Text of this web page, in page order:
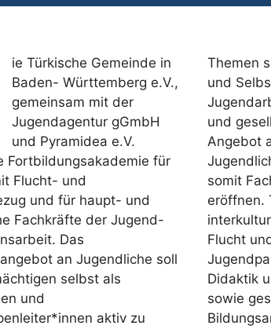
ie Türkische Gemeinde in
Baden- Württemberg e.V.,
gemeinsam mit der
Jugendagentur gGmbH
und Pyramidea e.V.
Fortbildungsakademie für
Flucht- und
und für haupt- und
Fachkräfte der Jugend-
Das
an Jugendliche soll
selbst als
und
aktiv zu
Themen
und
und
Angebot
somit
eröffnen.
Flucht
Didaktik
sowie